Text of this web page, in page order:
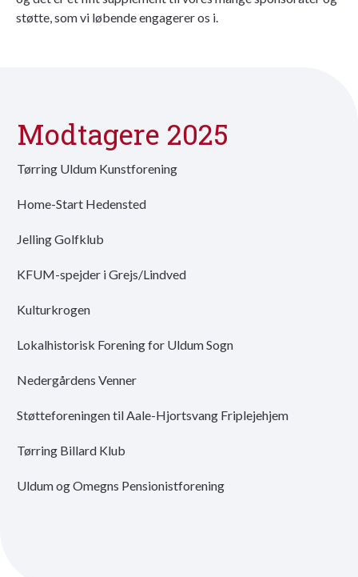
støtte, som vi løbende engagerer os i.
Modtagere 2025
Tørring Uldum Kunstforening
Home-Start Hedensted
Jelling Golfklub
KFUM-spejder i Grejs/Lindved
Kulturkrogen
Lokalhistorisk Forening for Uldum Sogn
Nedergårdens Venner
Støtteforeningen til Aale-Hjortsvang Friplejehjem
Tørring Billard Klub
Uldum og Omegns Pensionistforening